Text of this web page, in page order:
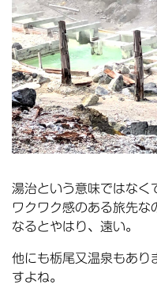
湯治という意味ではなく
ワクワク感のある旅先な
なるとやはり、遠い。
他にも栃尾又温泉もあり
すよね。